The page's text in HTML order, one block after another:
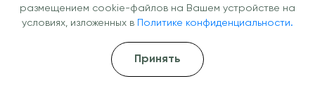
Специалисты
Наши врачи — ваша уверенность в
результате
размещением cookie-файлов на Вашем устройстве на
условиях, изложенных в
Политике конфиденциальности.
Принять